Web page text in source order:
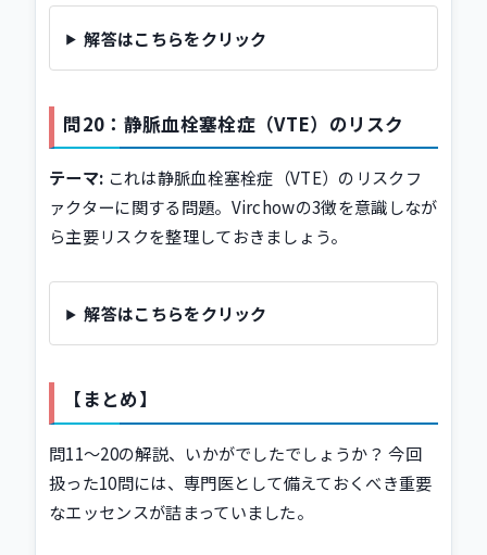
解答はこちらをクリック
問20：静脈血栓塞栓症（VTE）のリスク
テーマ: これは静脈血栓塞栓症（VTE）のリスクフ
ァクターに関する問題。Virchowの3徴を意識しなが
ら主要リスクを整理しておきましょう。
解答はこちらをクリック
【まとめ】
問11〜20の解説、いかがでしたでしょうか？ 今回
扱った10問には、専門医として備えておくべき重要
なエッセンスが詰まっていました。